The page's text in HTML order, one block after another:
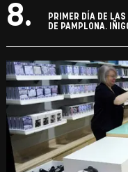
8.
PRIMER DÍA DE
DE PAMPLONA.